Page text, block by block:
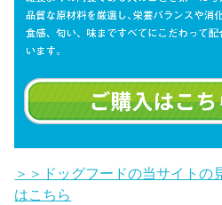
＞＞ドッグフードの当サイトの
はこちら